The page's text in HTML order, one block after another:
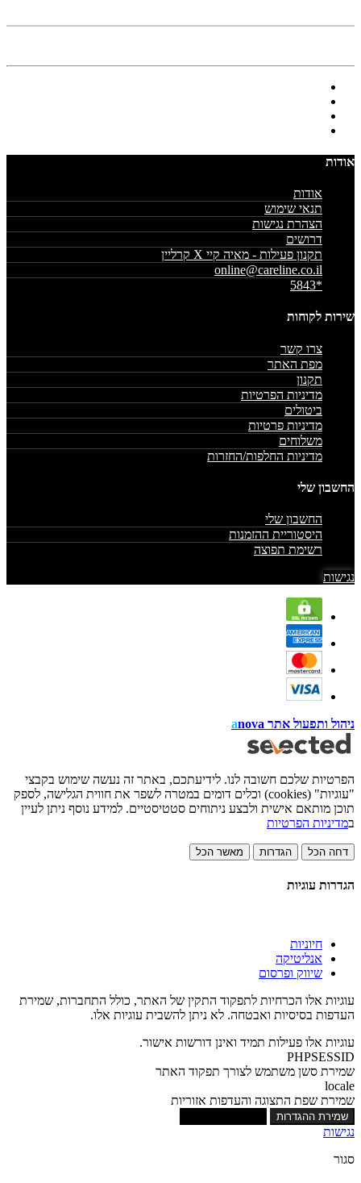
אודות
אודות
תנאי שימוש
הצהרת נגישות
דרושים
תקנון פעילות - מאיה קיי X קרליין
online@careline.co.il
*5843
שירות לקוחות
צרו קשר
מפת האתר
תקנון
מדיניות הפרטיות
ביטולים
מדיניות פרטיות
משלוחים
מדיניות החלפות/החזרות
החשבון שלי
החשבון שלי
היסטוריית ההזמנות
רשימת תפוצה
נגישות
ניהול ותפעול אתר anova
הפרטיות שלכם חשובה לנו. לידיעתכם, באתר זה נעשה שימוש בקבצי
"עוגיות" (cookies) וכלים דומים במטרה לשפר את חווית הגלישה, לספק
תוכן מותאם אישית ולבצע ניתוחים סטטיסטיים. למידע נוסף ניתן לעיין
במדיניות הפרטיות
דחה הכל הגדרות מאשר הכל
הגדרות עוגיות
חיוניות
אנליטיקה
שיווק ופרסום
עוגיות אלו הכרחיות לתפקוד התקין של האתר, כולל התחברות, שמירת
העדפות בסיסיות ואבטחה. לא ניתן להשבית עוגיות אלו.
עוגיות אלו פעילות תמיד ואינן דורשות אישור.
PHPSESSID
שמירת סשן משתמש לצורך תפקוד האתר
locale
שמירת שפת התצוגה והעדפות אזוריות
שמירת ההגדרות
נגישות
סגור